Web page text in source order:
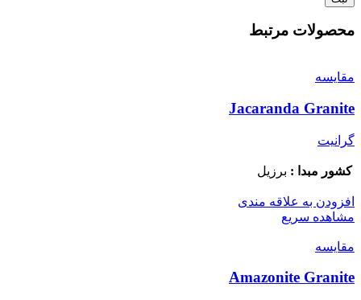
محصولات مرتبط
مقایسه
Jacaranda Granite
گرانیت
کشور مبدا : برزیل
افزودن به علاقه مندی
مشاهده سریع
مقایسه
Amazonite Granite